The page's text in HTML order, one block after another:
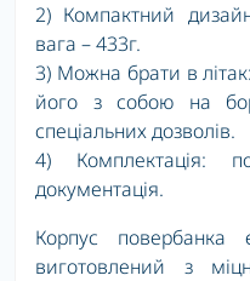
2) Компактний
вага – 433г.
3) Можна брати в
його з собою на
спеціальних дозволів.
4)
Комплектація:
документація.
Корпус
виготовлений з